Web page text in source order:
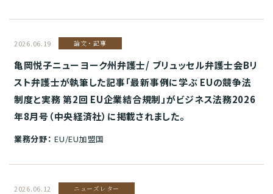
2026.06.19 論文・記事
亀岡悦子ニューヨーク州弁護士/ ブリュッセル弁護士会Bリ
スト弁護士が執筆した記事「最新事例に学ぶ EUの競争法
制度と実務 第2回 EU企業結合規制」がビジネス法務2026
年8月号（中央経済社）に掲載されました。
業務分野： EU/EU加盟国
2026.06.12 ニューズレター